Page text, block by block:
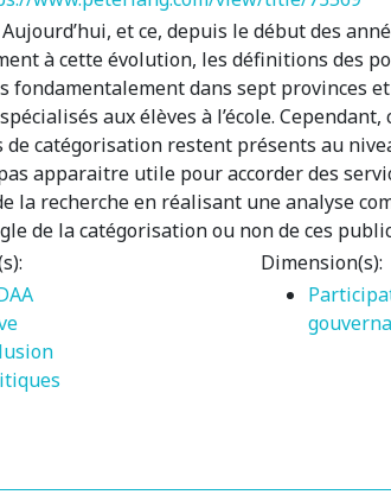
Aujourd’hui, et ce, depuis le début des
à cette évolution, les définitions des
fondamentalement dans sept provinces
aux élèves à l’école.
de catégorisation restent présents au
apparaitre utile pour accorder des
la recherche en réalisant une analyse
de la catégorisation ou non de ces
Dimension(s):